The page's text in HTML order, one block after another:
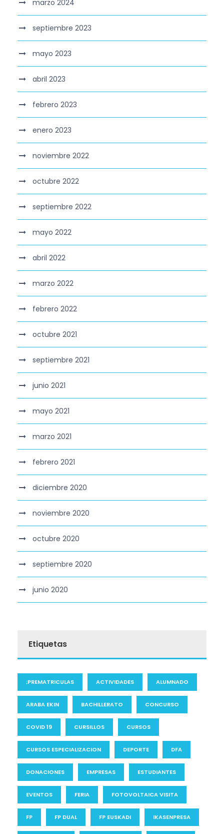
marzo 2024
septiembre 2023
mayo 2023
abril 2023
febrero 2023
enero 2023
noviembre 2022
octubre 2022
septiembre 2022
mayo 2022
abril 2022
marzo 2022
febrero 2022
octubre 2021
septiembre 2021
junio 2021
mayo 2021
marzo 2021
febrero 2021
diciembre 2020
noviembre 2020
octubre 2020
septiembre 2020
junio 2020
Etiquetas
;PREMATRICULAS ACTIVIDADES ALUMNADO
ARABA EKIN BACHILLERATO CONCURSO
COVID 19 CURSILLOS CURSOS
CURSOS ESPECIALIZACION DEPORTE DFA
DONACIONES EMPRESAS ESTUDIANTES
EVENTOS FERIA FOTOVOLTAICA VISITA
FP FP DUAL FP EUSKADI IKASENPRESA